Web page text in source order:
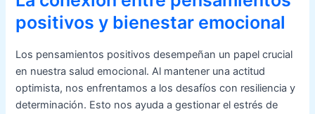
positivos y bienestar emocional
Los pensamientos positivos desempeñan un papel crucial
en nuestra salud emocional. Al mantener una actitud
optimista, nos enfrentamos a los desafíos con resiliencia y
determinación. Esto nos ayuda a gestionar el estrés de